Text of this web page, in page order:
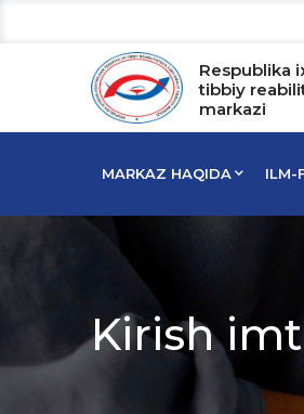
Respublika
tibbiy
markazi
MARKAZ HAQIDA ILM-
Kirish